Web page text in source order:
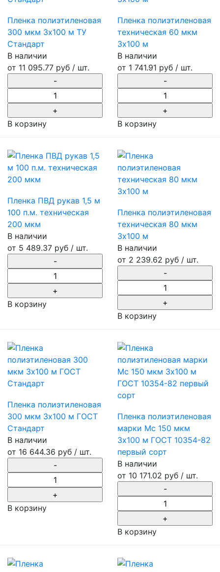
Пленка полиэтиленовая
300 мкм 3х100 м ТУ
Стандарт
В наличии
от 11 095.77 руб / шт.
В корзину
Пленка полиэтиленовая
техническая 60 мкм
3х100 м
В наличии
от 1 741.91 руб / шт.
В корзину
Пленка ПВД рукав 1,5 м
100 п.м. техническая
200 мкм
В наличии
от 5 489.37 руб / шт.
В корзину
Пленка полиэтиленовая
техническая 80 мкм
3х100 м
В наличии
от 2 239.62 руб / шт.
В корзину
Пленка полиэтиленовая
300 мкм 3х100 м ГОСТ
Стандарт
В наличии
от 16 644.36 руб / шт.
В корзину
Пленка полиэтиленовая
марки Мс 150 мкм
3х100 м ГОСТ 10354-82
первый сорт
В наличии
от 10 171.02 руб / шт.
В корзину